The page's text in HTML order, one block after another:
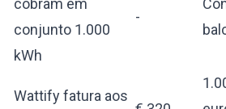
cobram em
conjunto 1.000
kWh
-
Wattify fatura aos